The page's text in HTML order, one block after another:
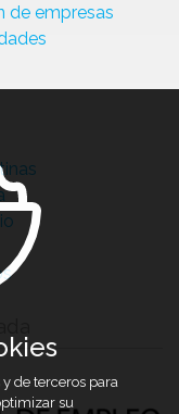
de empresas
de terceros para
su